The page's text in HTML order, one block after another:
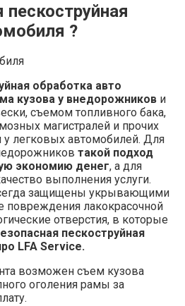
?
обработка авто
кузова у внедорожников и
съемом топливного бака,
магистралей и прочих
легковых автомобилей. Для
такой подход
экономию денег, а для
выполнения услуги.
защищены укрывающими
повреждения лакокрасочной
отверстия, в которые
пескоструйная
LFA Service.
возможен съем кузова
оголения рамы за